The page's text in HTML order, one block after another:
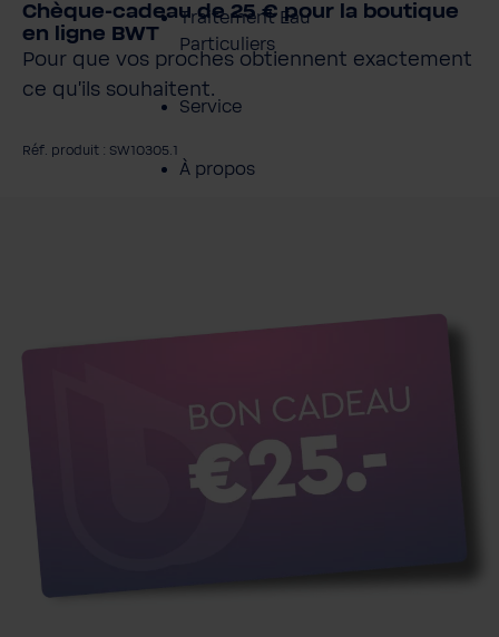
Traitement Eau
Particuliers
Service
À propos
Chèque-cadeau de 25 € pour la boutique
en ligne BWT
Pour que vos proches obtiennent exactement
ce qu'ils souhaitent.
Réf. produit : SW10305.1